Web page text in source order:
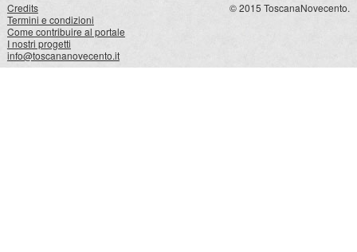
Credits
Termini e condizioni
Come contribuire al portale
I nostri progetti
info@toscananovecento.it
© 2015 ToscanaNovecento.